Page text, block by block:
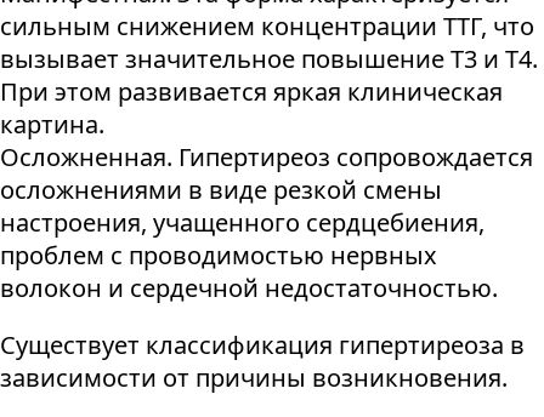
сильным снижением концентрации ТТГ, что
вызывает значительное повышение Т3 и Т4.
При этом развивается яркая клиническая
картина.
Осложненная. Гипертиреоз сопровождается
осложнениями в виде резкой смены
настроения, учащенного сердцебиения,
проблем с проводимостью нервных
волокон и сердечной недостаточностью.
Существует классификация гипертиреоза в
зависимости от причины возникновения.